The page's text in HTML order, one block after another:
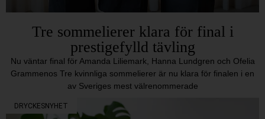
Tre sommelierer klara för final i
prestigefylld tävling
Nu väntar final för Amanda Liliemark, Hanna Lundgren och Ofelia
Grammenos Tre kvinnliga sommelierer är nu klara för finalen i en
av Sveriges mest välrenommerade
DRYCKESNYHET